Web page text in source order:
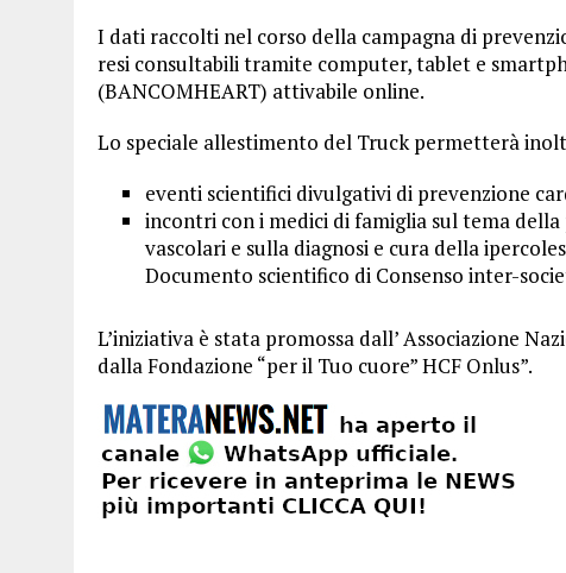
I dati raccolti nel corso della campagna di
resi consultabili tramite computer, tablet e
(BANCOMHEART) attivabile online.
Lo speciale allestimento del Truck permetterà
eventi scientifici divulgativi di prevenzione
incontri con i medici di famiglia sul tema
vascolari e sulla diagnosi e cura della
Documento scientifico di Consenso inter-
L’iniziativa è stata promossa dall’ Associazione
dalla Fondazione “per il Tuo cuore” HCF Onlus”.